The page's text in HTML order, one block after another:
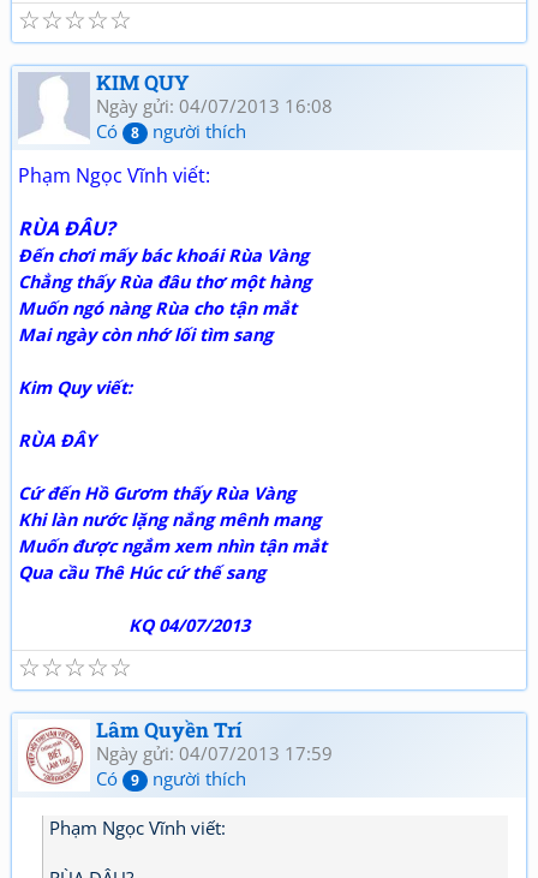
☆
☆
☆
☆
☆
KIM QUY
Ngày gửi: 04/07/2013 16:08
Có
8 người thích
Phạm Ngọc Vĩnh viết:
RÙA ĐÂU?
Đến chơi mấy bác khoái Rùa Vàng
Chẳng thấy Rùa đâu thơ một hàng
Muốn ngó nàng Rùa cho tận mắt
Mai ngày còn nhớ lối tìm sang
Kim Quy viết:
RÙA ĐÂY
Cứ đến Hồ Gươm thấy Rùa Vàng
Khi làn nước lặng nắng mênh mang
Muốn được ngắm xem nhìn tận mắt
Qua cầu Thê Húc cứ thế sang
KQ 04/07/2013
☆
☆
☆
☆
☆
Lâm Quyền Trí
Ngày gửi: 04/07/2013 17:59
Có
9 người thích
Phạm Ngọc Vĩnh viết: